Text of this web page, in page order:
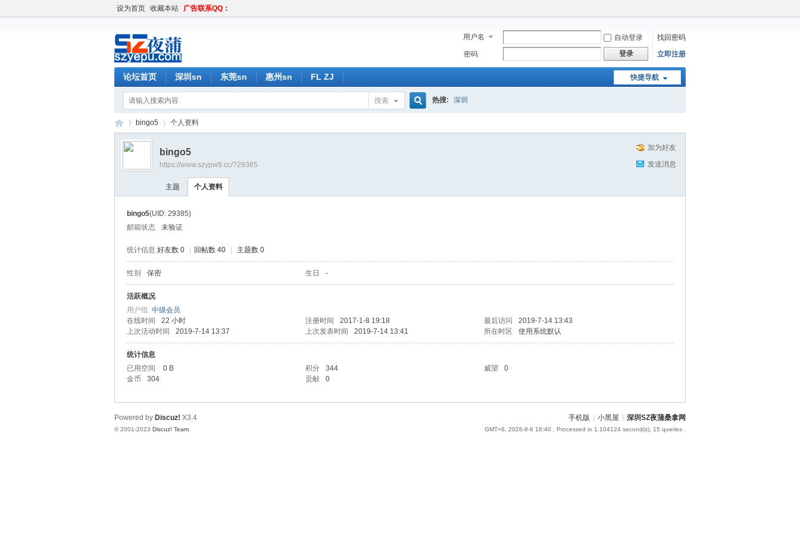
设为首页 收藏本站 广告联系QQ：
用户名 自动登录
找回密码
密码
登录 立即注册
快捷导航
论坛首页 深圳sn 东莞sn 惠州sn FL ZJ
搜索 热搜: 深圳
›
bingo5 个人资料
加为好友
发送消息
bingo5
https://www.szypw9.cc/?29385
主题 个人资料
bingo5(UID: 29385)
邮箱状态
未验证
统计信息 好友数 0 回帖数 40 主题数 0
性别 保密 生日 -
活跃概况
用户组 中级会员
在线时间
22 小时 注册时间 2017-1-8 19:18 最后访问
2019-7-14 13:43
上次活动时间
2019-7-14 13:37 上次发表时间 2019-7-14 13:41 所在时区 使用系统默认
统计信息
已用空间
0 B 积分 344 威望
0
金币
304 贡献 0
手机版 小黑屋 深圳SZ夜蒲桑拿网
GMT+8, 2026-8-8 18:40 , Processed in 1.104124 second(s), 15 queries .
Powered by Discuz! X3.4
© 2001-2023 Discuz! Team